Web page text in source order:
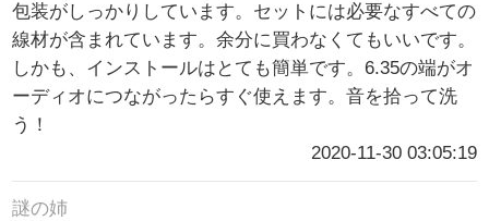
包装がしっかりしています。セットには必要なすべての
線材が含まれています。余分に買わなくてもいいです。
しかも、インストールはとても簡単です。6.35の端がオ
ーディオにつながったらすぐ使えます。音を拾って洗
う！
2020-11-30 03:05:19
謎の姉